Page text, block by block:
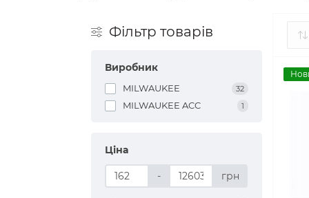
Фільтр товарів
Виробник
MILWAUKEE 32
MILWAUKEE ACC 1
Ціна
- грн